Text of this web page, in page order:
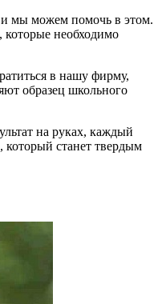
и мы можем помочь в этом.
необходимо
в нашу фирму,
образец школьного
на руках, каждый
который станет твердым